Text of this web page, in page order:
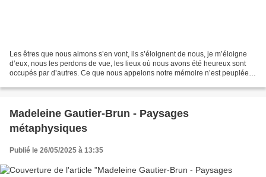
Les êtres que nous aimons s’en vont, ils s’éloignent de nous, je m’éloigne
d’eux, nous les perdons de vue, les lieux où nous avons été heureux sont
occupés par d’autres. Ce que nous appelons notre mémoire n’est peuplée
Madeleine Gautier-Brun - Paysages
métaphysiques
Publié le 26/05/2025 à 13:35